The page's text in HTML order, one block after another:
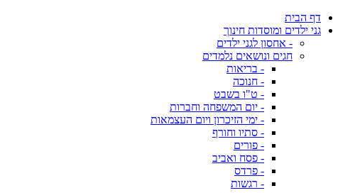
דף הבית
גני ילדים ומוסדות חינוך
- אחסון לגני ילדים
חגים ונושאים נלמדים
- בריאות
- חנוכה
- ט"ו בשבט
- יום המשפחה וחברות
- ימי הזיכרון ויום העצמאות
- סתיו וחורף
- פורים
- פסח ואביב
- פרדס
- רגשות